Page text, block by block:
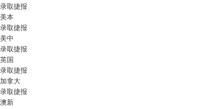
录取捷报
美本
录取捷报
美中
录取捷报
英国
录取捷报
加拿大
录取捷报
澳新